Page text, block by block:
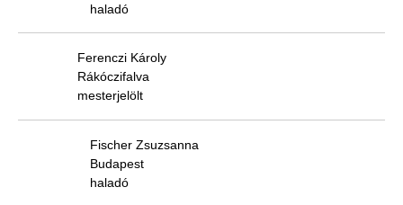
haladó
Ferenczi Károly
Rákóczifalva
mesterjelölt
Fischer Zsuzsanna
Budapest
haladó